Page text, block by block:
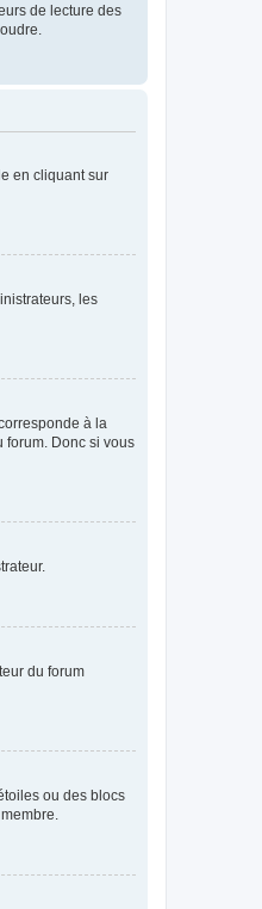
de lecture des
en cliquant sur
les
à la
forum. Donc si vous
du forum
ou des blocs